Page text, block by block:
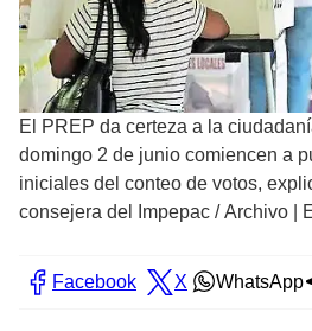
El PREP da certeza a la
domingo 2 de junio comiencen a
iniciales del conteo de votos,
consejera del Impepac /Archivo |
Facebook X WhatsApp